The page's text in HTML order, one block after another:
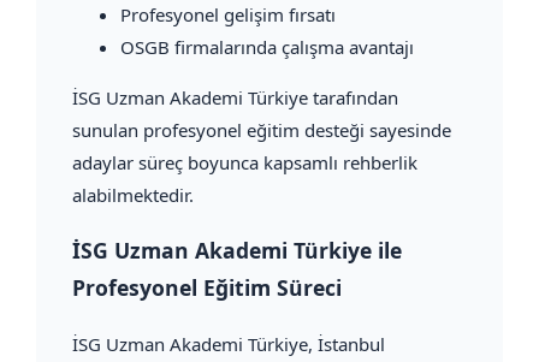
Profesyonel gelişim fırsatı
OSGB firmalarında çalışma avantajı
İSG Uzman Akademi Türkiye tarafından
sunulan profesyonel eğitim desteği sayesinde
adaylar süreç boyunca kapsamlı rehberlik
alabilmektedir.
İSG Uzman Akademi Türkiye ile
Profesyonel Eğitim Süreci
İSG Uzman Akademi Türkiye, İstanbul